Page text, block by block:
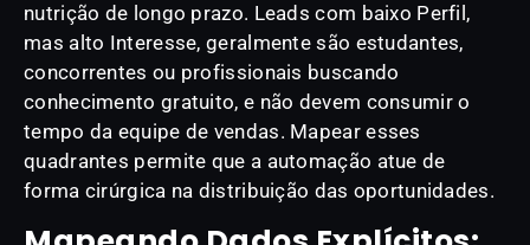
nutrição de longo prazo. Leads com baixo Perfil,
mas alto Interesse, geralmente são estudantes,
concorrentes ou profissionais buscando
conhecimento gratuito, e não devem consumir o
tempo da equipe de vendas. Mapear esses
quadrantes permite que a automação atue de
forma cirúrgica na distribuição das oportunidades.